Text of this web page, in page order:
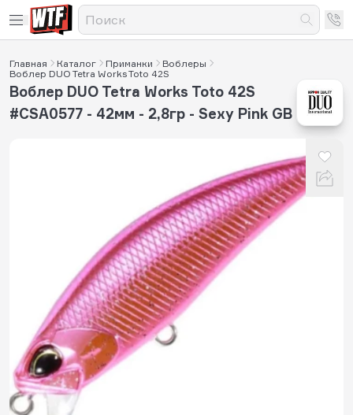
Главная Каталог Приманки
Воблеры
Воблер DUO Tetra Works Toto 42S
Воблер DUO Tetra Works Toto 42S
#CSA0577 - 42мм - 2,8гр - Sexy Pink GB